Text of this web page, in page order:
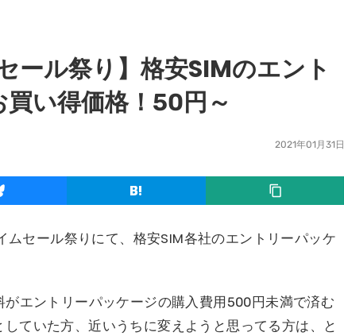
ール祭り】格安SIMのエント
い得価格！50円～
2021年01月31日
セール祭りにて、格安SIM各社のエントリーパッケ
エントリーパッケージの購入費用500円未満で済む
ていた方、近いうちに変えようと思ってる方は、と